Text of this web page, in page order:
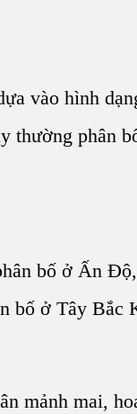
vào hình
phân
bố ở Ấn
bố ở Tây Bắc
mảnh mai,